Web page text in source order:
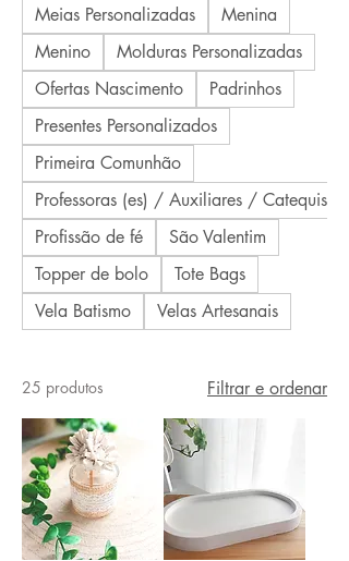
Meias Personalizadas
Menina
Menino
Molduras Personalizadas
Ofertas Nascimento
Padrinhos
Presentes Personalizados
Primeira Comunhão
Professoras (es) / Auxiliares / Catequistas
Profissão de fé
São Valentim
Topper de bolo
Tote Bags
Vela Batismo
Velas Artesanais
25 produtos Filtrar e ordenar